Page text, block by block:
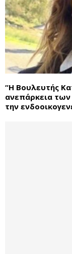
“Η Βουλευτής
ανεπάρκεια
την